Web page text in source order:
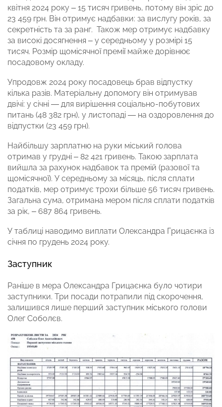
квітня 2024 року – 15 тисяч гривень, потому він зріс до
23 459 грн. Він отримує надбавки: за вислугу років, за
секретність та за ранг. Також мер отримує надбавку
за високі досягнення – у середньому у розмірі 15
тисяч. Розмір щомісячної премії майже дорівнює
посадовому окладу.
Упродовж 2024 року посадовець брав відпустку
кілька разів. Матеріальну допомогу він отримував
двічі: у січні — для вирішення соціально-побутових
питань (48 382 грн), у листопаді — на оздоровлення до
відпустки (23 459 грн).
Найбільшу зарплатню на руки міський голова
отримав у грудні – 82 421 гривень. Такою зарплата
вийшла за рахунок надбавок та премій (разової та
щомісячної). У середньому за місяць, після сплати
податків, мер отримує трохи більше 56 тисяч гривень.
Загальна сума, отримана мером після сплати податків
за рік, – 687 864 гривень.
У таблиці наводимо виплати Олександра Грицаєнка із
січня по грудень 2024 року.
Заступник
Раніше в мера Олександра Грицаєнка було чотири
заступники. Три посади потрапили під скорочення,
залишився лише перший заступник міського голови
Олег Соболєв.